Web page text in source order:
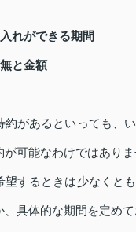
れができる期間
と金額
約があるといっても、
可能なわけではありま
望するときは少なくと
具体的な期間を定めて